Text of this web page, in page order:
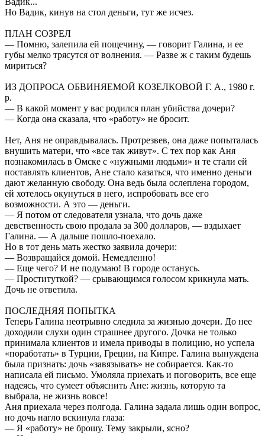
Но Вадик, кинув на стол деньги, тут же исчез.
ПЛАН СОЗРЕЛ
— Помню, залепила ей пощечину, — говорит Галина, и ее
губы мелко трясутся от волнения. — Разве ж с таким будешь
мириться?
ИЗ ДОПРОСА ОБВИНЯЕМОЙ КОЗЕЛКОВОЙ Г. А., 1980 г.
р.
— В какой момент у вас родился план убийства дочери?
— Когда она сказала, что «работу» не бросит.
Нет, Аня не оправдывалась. Протрезвев, она даже попыталась
внушить матери, что «все так живут». С тех пор как Аня
познакомилась в Омске с «нужными людьми» и те стали ей
поставлять клиентов, Ане стало казаться, что именно деньги
дают желанную свободу. Она ведь была ослеплена городом,
ей хотелось окунуться в него, испробовать все его
возможности. А это — деньги.
— Я потом от следователя узнала, что дочь даже
девственность свою продала за 300 долларов, — вздыхает
Галина. — А дальше пошло-поехало.
Но в тот день мать жестко заявила дочери:
— Возвращайся домой. Немедленно!
— Еще чего? И не подумаю! В городе останусь.
— Проституткой? — срывающимся голосом крикнула мать.
Дочь не ответила.
ПОСЛЕДНЯЯ ПОПЫТКА
Теперь Галина неотрывно следила за жизнью дочери. До нее
доходили слухи один страшнее другого. Дочка не только
принимала клиентов и имела приводы в полицию, но успела
«поработать» в Турции, Греции, на Кипре. Галина вынуждена
была признать: дочь «завязывать» не собирается. Как-то
написала ей письмо. Умоляла приехать и поговорить, все еще
надеясь, что сумеет объяснить Ане: жизнь, которую та
выбрала, не жизнь вовсе!
Аня приехала через полгода. Галина задала лишь один вопрос,
но дочь нагло вскинула глаза:
— Я «работу» не брошу. Тему закрыли, ясно?